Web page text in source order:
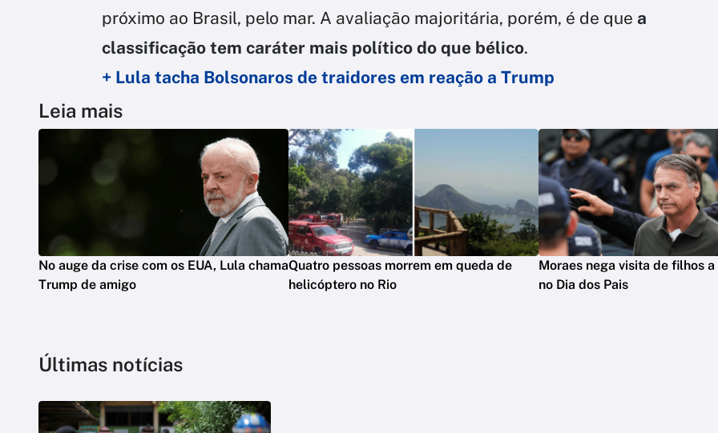
próximo ao Brasil, pelo mar. A avaliação majoritária, porém, é de que a
classificação tem caráter mais político do que bélico.
+ Lula tacha Bolsonaros de traidores em reação a Trump
Leia mais
No auge da crise com os EUA, Lula chama
Trump de amigo
Quatro pessoas morrem em queda de
helicóptero no Rio
Moraes nega visita de filhos
no Dia dos Pais
Últimas notícias